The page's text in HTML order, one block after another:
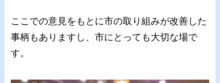
ここでの意見をもとに市の取り組みが改善した
事柄もありますし、市にとっても大切な場で
す。